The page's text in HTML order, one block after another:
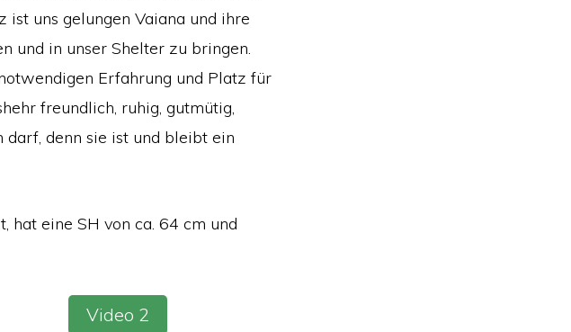
ist uns gelungen Vaiana und ihre
und in unser Shelter zu bringen.
Erfahrung und Platz für
freundlich, ruhig, gutmütig,
darf, denn sie ist und bleibt ein
hat eine SH von ca. 64 cm und
Video 2